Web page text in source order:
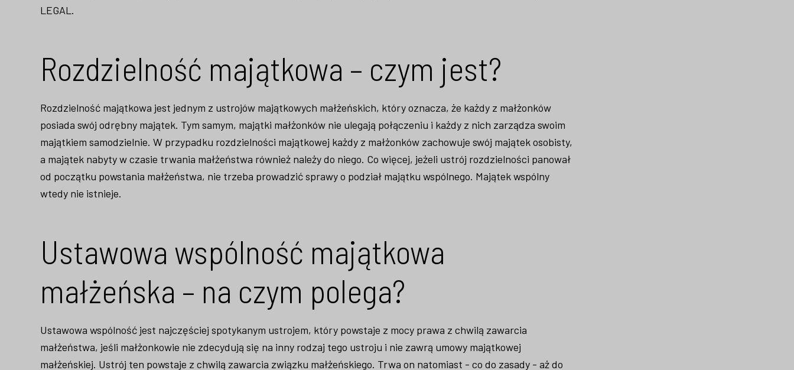
LEGAL.
Rozdzielność majątkowa – czym jest?
Rozdzielność majątkowa jest jednym z ustrojów majątkowych małżeńskich, który oznacza, że każdy z małżonków
posiada swój odrębny majątek. Tym samym, majątki małżonków nie ulegają połączeniu i każdy z nich zarządza swoim
majątkiem samodzielnie. W przypadku rozdzielności majątkowej każdy z małżonków zachowuje swój majątek osobisty,
a majątek nabyty w czasie trwania małżeństwa również należy do niego. Co więcej, jeżeli ustrój rozdzielności panował
od początku powstania małżeństwa, nie trzeba prowadzić sprawy o podział majątku wspólnego. Majątek wspólny
wtedy nie istnieje.
Ustawowa wspólność majątkowa
małżeńska – na czym polega?
Ustawowa wspólność jest najczęściej spotykanym ustrojem, który powstaje z mocy prawa z chwilą zawarcia
małżeństwa, jeśli małżonkowie nie zdecydują się na inny rodzaj tego ustroju i nie zawrą umowy majątkowej
małżeńskiej. Ustrój ten powstaje z chwilą zawarcia związku małżeńskiego. Trwa on natomiast - co do zasady - aż do